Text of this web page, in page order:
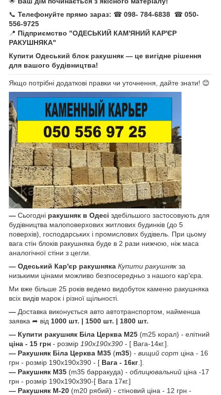
📞 Телефонуйте прямо зараз: ☎ 098- 784-6838 ☎ 050-
556-9725
📍 Підприємство "ОДЕСЬКИЙ КАМ'ЯНИЙ КАР'ЄР
РАКУШНЯКА"
Купити Одеський блок ракушняк — це вигідне рішення
для вашого будівництва!
Якщо потрібні додаткові правки чи уточнення, дайте знати! 😊
— Сьогодні ракушняк в Одесі здебільшого застосовують для
будівництва малоповерхових житлових будинків (до 5
поверхів), господарських і промислових будівель. При цьому
вага стін блоків ракушняка буде в 2 рази нижчою, ніж маса
аналогічної стіни з цегли.
— Одеський Кар'єр ракушняка Купити ракушняк за
низькими цінами можливо безпосередньо з нашого кар'єра.
Ми вже більше 25 років ведемо видобуток каменю ракушняка
всіх видів марок і різної щільності.
— Доставка виконується авто автотранспортом, найменша
заявка ➦ від 1000 шт. | 1500 шт. | 1800 шт.
— Купити ракушняк Біла Церква М25 (m25 корал) - елітний
ціна - 15 грн - розмір 190х190х390 - [ Вага-14кг.].
— Ракушняк Біла Церква М35 (m35) - вищий сорт ціна - 16
грн - розмір 190х190х390 - [ Вага - 16кг .].
— Ракушняк М35 (m35 барракуда) - облицювальний ціна -17
грн - розмір 190х190х390-[ Вага 17кг.]
— Ракушняк М-20 (m20 рябий) - стіновий ціна - 12 грн -